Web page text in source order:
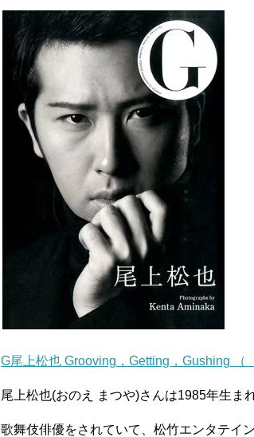
G尾上松也 Grooving，Getting，Gushing （
尾上松也(おのえ まつや)さんは1985年生ま
歌舞伎俳優をされていて、松竹エンタテイ